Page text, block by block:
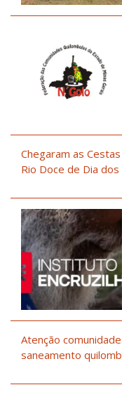
Chegaram as
Rio Doce de Dia dos
Atenção
saneamento